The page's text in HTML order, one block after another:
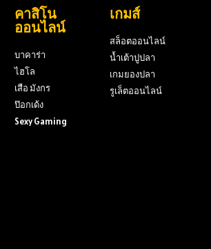
คาสิโน
ออนไลน์
บาคาร่า
ไฮโล
เสือ มังกร
ป๊อกเด้ง
Sexy Gaming
เกมส์
สล็อตออนไลน์
น้ำเต้าปูปลา
เกมยองปลา
รูเล็ตออนไลน์